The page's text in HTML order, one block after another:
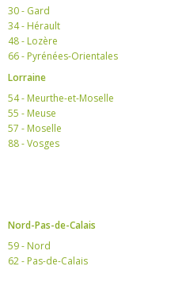
30 - Gard
34 - Hérault
48 - Lozère
66 - Pyrénées-Orientales
Lorraine
54 - Meurthe-et-Moselle
55 - Meuse
57 - Moselle
88 - Vosges
Nord-Pas-de-Calais
59 - Nord
62 - Pas-de-Calais